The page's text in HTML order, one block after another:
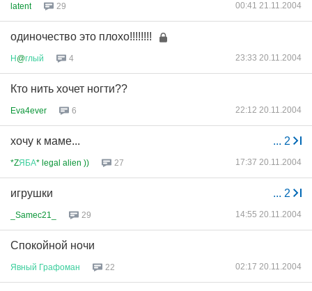
latent 29 00:41 21.11.2004
одиночество это плохо!!!!!!!!
Н@глый 4 23:33 20.11.2004
Кто нить хочет ногти??
Eva4ever 6 22:12 20.11.2004
... 2
хочу к маме...
*ZЯБА* legal alien )) 27 17:37 20.11.2004
... 2
игрушки
_Samec21_ 29 14:55 20.11.2004
Спокойной ночи
Явный Графоман 22 02:17 20.11.2004